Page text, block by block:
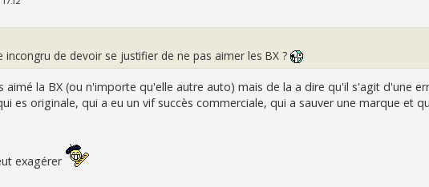
incongru de devoir se justifier de ne pas aimer les BX ?
aimé la BX (ou n'importe qu'elle autre auto) mais de la a dire qu'il s'agit d'une
es originale, qui a eu un vif succès commerciale, qui a sauver une marque et
exagérer